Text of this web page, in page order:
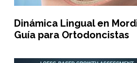
Dinámica Lingual en
Guía para Ortodoncistas